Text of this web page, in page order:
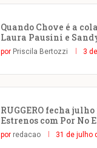
Quando Chove é a
Laura Pausini e
por Priscila Bertozzi 3
RUGGERO fecha
Estrenos com Por No
por redacao 31 de julho